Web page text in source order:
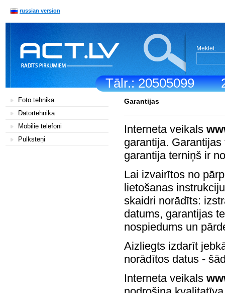
Tālr.: 20505099
russian version
Meklēt:
Foto tehnika
Datortehnika
Mobilie telefoni
Pulksteņi
Garantijas
Interneta veikals
garantija.
garantija terniņš ir
Lai izvairītos no
lietošanas
skaidri norādīts:
datums, garantijas
nospiedums un
Aizliegts izdarīt
norādītos datus -
Interneta veikals